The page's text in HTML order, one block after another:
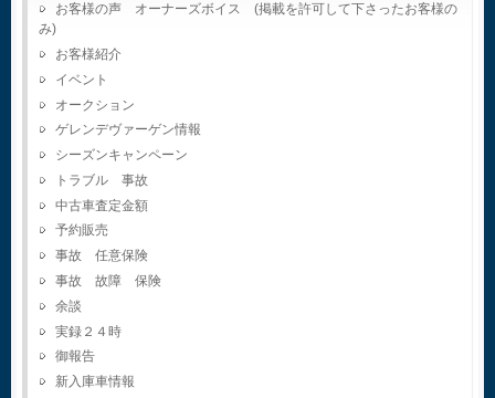
お客様の声 オーナーズボイス (掲載を許可して下さったお客様の
み)
お客様紹介
イベント
オークション
ゲレンデヴァーゲン情報
シーズンキャンペーン
トラブル 事故
中古車査定金額
予約販売
事故 任意保険
事故 故障 保険
余談
実録２４時
御報告
新入庫車情報